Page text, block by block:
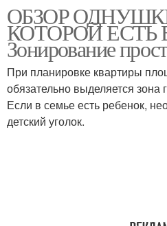
однокомнатной
квартире
ОБЗОР
КОТОРОЙ ЕСТЬ
Зонирование
При планировке квартиры
обязательно выделяется зона
Если в семье есть ребенок,
детский уголок.